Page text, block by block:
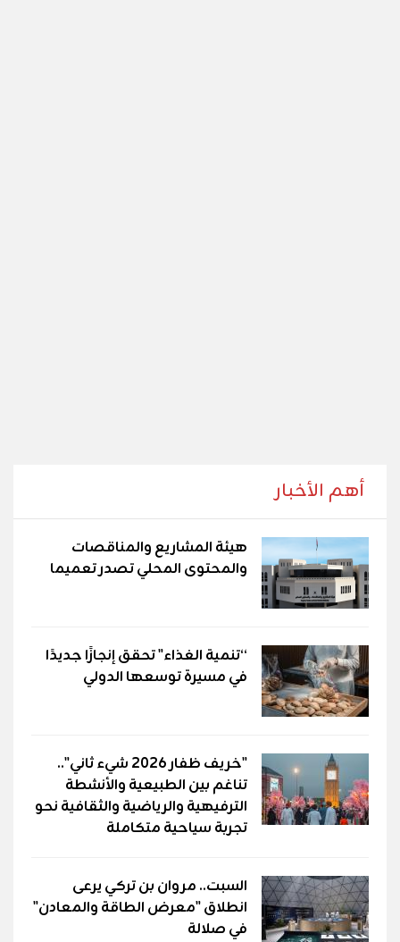
أهم الأخبار
هيئة المشاريع والمناقصات
والمحتوى المحلي تصدر تعميما
“تنمية الغذاء" تحقق إنجازًا جديدًا
في مسيرة توسعها الدولي
"خريف ظفار 2026 شيء ثاني"..
تناغم بين الطبيعية والأنشطة
الترفيهية والرياضية والثقافية نحو
تجربة سياحية متكاملة
السبت.. مروان بن تركي يرعى
انطلاق "معرض الطاقة والمعادن"
في صلالة